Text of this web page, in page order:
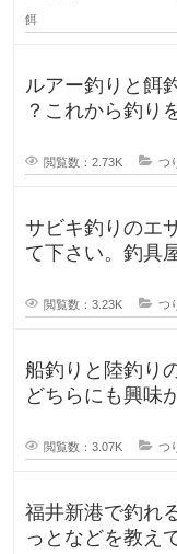
餌
ルアー釣りと餌
？これから釣り
閲覧数：2.73K つ
サビキ釣りのエ
て下さい。釣具
閲覧数：3.23K つ
船釣りと陸釣り
どちらにも興味
閲覧数：3.07K つ
福井新港で釣れ
っとなどを教え